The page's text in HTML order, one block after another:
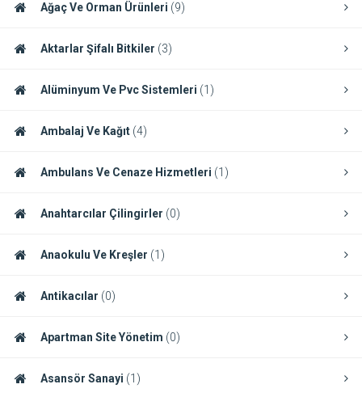
Ağaç Ve Orman Ürünleri (9)
Aktarlar Şifalı Bitkiler (3)
Alüminyum Ve Pvc Sistemleri (1)
Ambalaj Ve Kağıt (4)
Ambulans Ve Cenaze Hizmetleri (1)
Anahtarcılar Çilingirler (0)
Anaokulu Ve Kreşler (1)
Antikacılar (0)
Apartman Site Yönetim (0)
Asansör Sanayi (1)